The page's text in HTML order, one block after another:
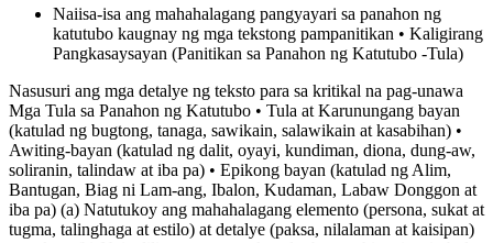
Naiisa-isa ang mahahalagang pangyayari sa panahon ng
katutubo kaugnay ng mga tekstong pampanitikan • Kaligirang
Pangkasaysayan (Panitikan sa Panahon ng Katutubo -Tula)
Nasusuri ang mga detalye ng teksto para sa kritikal na pag-unawa
Mga Tula sa Panahon ng Katutubo • Tula at Karunungang bayan
(katulad ng bugtong, tanaga, sawikain, salawikain at kasabihan) •
Awiting-bayan (katulad ng dalit, oyayi, kundiman, diona, dung-aw,
soliranin, talindaw at iba pa) • Epikong bayan (katulad ng Alim,
Bantugan, Biag ni Lam-ang, Ibalon, Kudaman, Labaw Donggon at
iba pa) (a) Natutukoy ang mahahalagang elemento (persona, sukat at
tugma, talinghaga at estilo) at detalye (paksa, nilalaman at kaisipan)